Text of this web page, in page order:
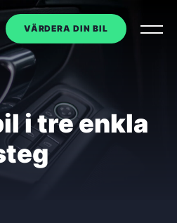
VÄRDERA DIN BIL
+
i tre enkla